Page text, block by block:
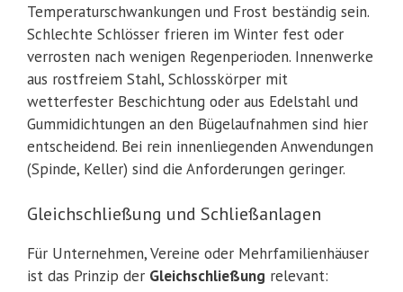
Temperaturschwankungen und Frost beständig sein.
Schlechte Schlösser frieren im Winter fest oder
verrosten nach wenigen Regenperioden. Innenwerke
aus rostfreiem Stahl, Schlosskörper mit
wetterfester Beschichtung oder aus Edelstahl und
Gummidichtungen an den Bügelaufnahmen sind hier
entscheidend. Bei rein innenliegenden Anwendungen
(Spinde, Keller) sind die Anforderungen geringer.
Gleichschließung und Schließanlagen
Für Unternehmen, Vereine oder Mehrfamilienhäuser
ist das Prinzip der Gleichschließung relevant: